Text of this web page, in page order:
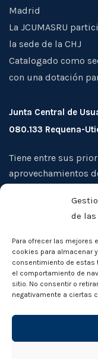
de
Para ofrecer las mejores
cookies para almacenar
consentimiento de estas
el comportamiento de
sitio. No consentir o
negativamente a ciertas
Madrid
La JCUMASRU
la sede de la CHJ
Catalogado como
con una dotación
Junta Central de
080.133 Requena-
Tiene entre sus
aprovechamientos
de su ámbito
cualitativa de las